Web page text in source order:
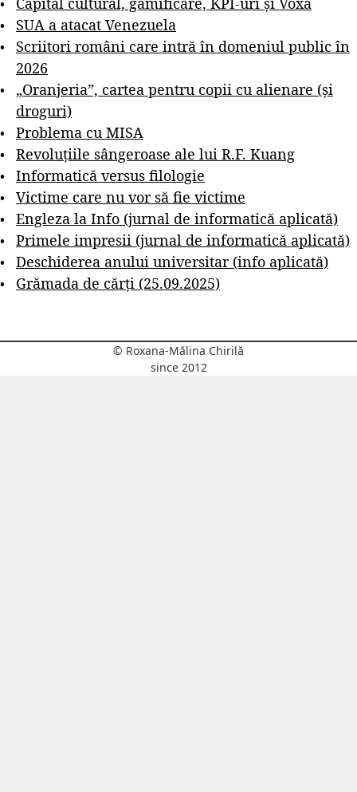
SUA a atacat Venezuela
Scriitori români care intră în domeniul public în
2026
„Oranjeria”, cartea pentru copii cu alienare (și
droguri)
Problema cu MISA
Revoluțiile sângeroase ale lui R.F. Kuang
Informatică versus filologie
Victime care nu vor să fie victime
Engleza la Info (jurnal de informatică aplicată)
Primele impresii (jurnal de informatică aplicată)
Deschiderea anului universitar (info aplicată)
Grămada de cărți (25.09.2025)
© Roxana-Mălina Chirilă
since 2012